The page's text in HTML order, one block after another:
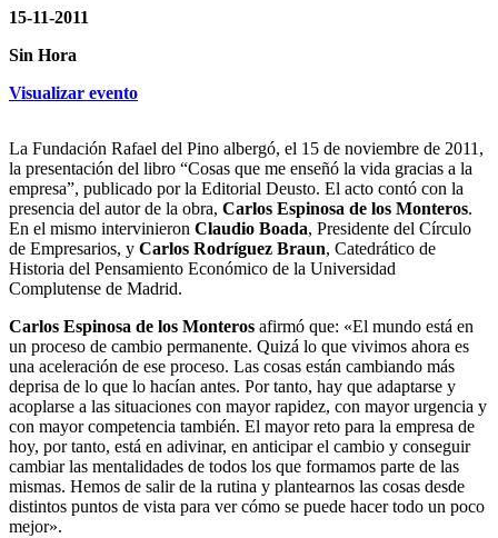
15-11-2011
Sin Hora
Visualizar evento
La Fundación Rafael del Pino albergó, el 15 de noviembre de 2011,
la presentación del libro “Cosas que me enseñó la vida gracias a la
empresa”, publicado por la Editorial Deusto. El acto contó con la
presencia del autor de la obra, Carlos Espinosa de los Monteros.
En el mismo intervinieron Claudio Boada, Presidente del Círculo
de Empresarios, y Carlos Rodríguez Braun, Catedrático de
Historia del Pensamiento Económico de la Universidad
Complutense de Madrid.
Carlos Espinosa de los Monteros afirmó que: «El mundo está en
un proceso de cambio permanente. Quizá lo que vivimos ahora es
una aceleración de ese proceso. Las cosas están cambiando más
deprisa de lo que lo hacían antes. Por tanto, hay que adaptarse y
acoplarse a las situaciones con mayor rapidez, con mayor urgencia y
con mayor competencia también. El mayor reto para la empresa de
hoy, por tanto, está en adivinar, en anticipar el cambio y conseguir
cambiar las mentalidades de todos los que formamos parte de las
mismas. Hemos de salir de la rutina y plantearnos las cosas desde
distintos puntos de vista para ver cómo se puede hacer todo un poco
mejor».